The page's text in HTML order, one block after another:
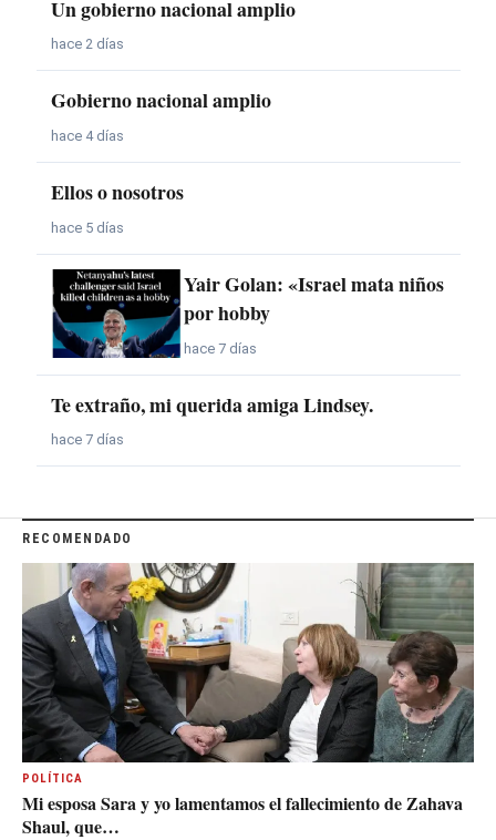
Un gobierno nacional amplio
hace 2 días
Gobierno nacional amplio
hace 4 días
Ellos o nosotros
hace 5 días
Yair Golan: «Israel mata niños
por hobby
hace 7 días
Te extraño, mi querida amiga Lindsey.
hace 7 días
RECOMENDADO
POLÍTICA
Mi esposa Sara y yo lamentamos el fallecimiento de Zahava
Shaul, que…